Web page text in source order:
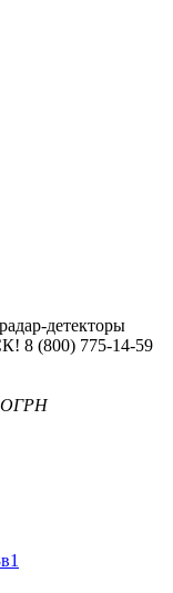
8 (800) 775-14-59
ОГРН